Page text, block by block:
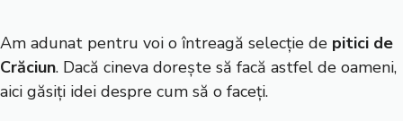
Am adunat pentru voi o întreagă selecție de pitici de
Crăciun. Dacă cineva dorește să facă astfel de oameni,
aici găsiți idei despre cum să o faceți.